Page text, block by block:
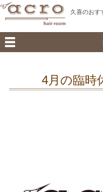
久喜のおす
4月の臨時